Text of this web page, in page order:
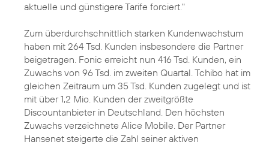
aktuelle und günstigere Tarife forciert."
Zum überdurchschnittlich starken Kundenwachstum
haben mit 264 Tsd. Kunden insbesondere die Partner
beigetragen. Fonic erreicht nun 416 Tsd. Kunden, ein
Zuwachs von 96 Tsd. im zweiten Quartal. Tchibo hat im
gleichen Zeitraum um 35 Tsd. Kunden zugelegt und ist
mit über 1,2 Mio. Kunden der zweitgrößte
Discountanbieter in Deutschland. Den höchsten
Zuwachs verzeichnete Alice Mobile. Der Partner
Hansenet steigerte die Zahl seiner aktiven